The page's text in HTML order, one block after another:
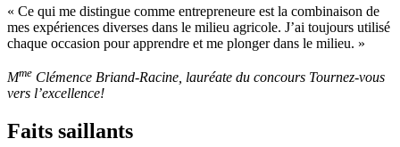
« Ce qui me distingue comme entrepreneure est la combinaison de
mes expériences diverses dans le milieu agricole. J’ai toujours utilisé
chaque occasion pour apprendre et me plonger dans le milieu. »
Mme Clémence Briand-Racine, lauréate du concours Tournez-vous
vers l’excellence!
Faits saillants